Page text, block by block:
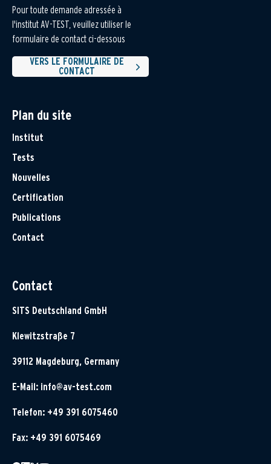
Pour toute demande adressée à
l'institut AV-TEST, veuillez utiliser le
formulaire de contact ci-dessous
VERS LE FORMULAIRE DE
CONTACT
Plan du site
Institut
Tests
Nouvelles
Certification
Publications
Contact
Contact
SITS Deutschland GmbH
Klewitzstraße 7
39112 Magdeburg, Germany
E-Mail: info@av-test.com
Telefon: +49 391 6075460
Fax: +49 391 6075469